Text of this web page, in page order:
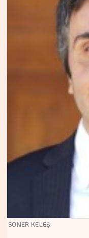
SONER KELEŞ